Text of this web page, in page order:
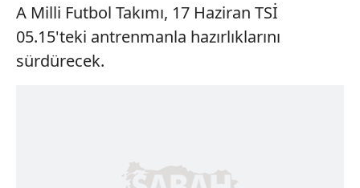
A Milli Futbol Takımı, 17 Haziran TSİ
05.15'teki antrenmanla hazırlıklarını
sürdürecek.